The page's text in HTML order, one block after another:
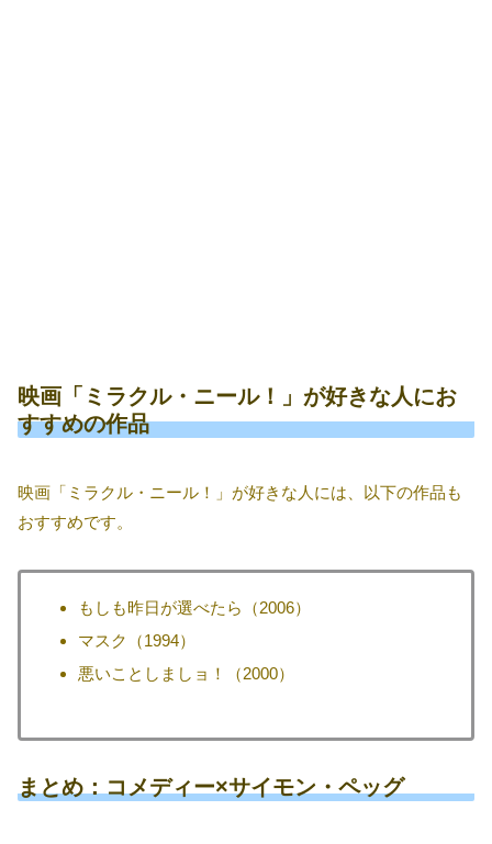
映画「ミラクル・ニール！」が好きな人にお
すすめの作品
映画「ミラクル・ニール！」が好きな人には、以下の作品も
おすすめです。
もしも昨日が選べたら（2006）
マスク（1994）
悪いことしましョ！（2000）
まとめ：コメディー×サイモン・ペッグ